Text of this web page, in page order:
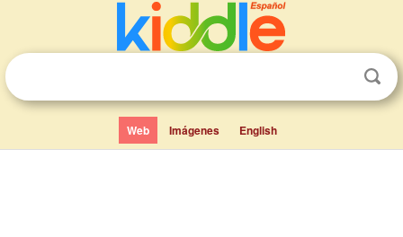
Web Imágenes English